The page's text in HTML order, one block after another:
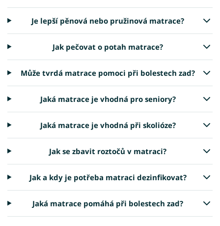
Je lepší pěnová nebo pružinová matrace?
Jak pečovat o potah matrace?
Může tvrdá matrace pomoci při bolestech zad?
Jaká matrace je vhodná pro seniory?
Jaká matrace je vhodná při skolióze?
Jak se zbavit roztočů v matraci?
Jak a kdy je potřeba matraci dezinfikovat?
Jaká matrace pomáhá při bolestech zad?